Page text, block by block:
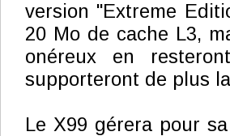
version "Extreme
20 Mo de cache L3,
onéreux en
supporteront de plus
Le X99 gérera pour